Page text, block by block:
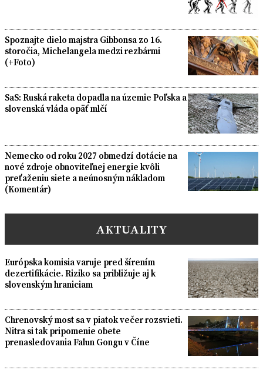
Spoznajte dielo majstra Gibbonsa zo 16.
storočia, Michelangela medzi rezbármi
(+Foto)
SaS: Ruská raketa dopadla na územie Poľska a
slovenská vláda opäť mlčí
Nemecko od roku 2027 obmedzí dotácie na
nové zdroje obnoviteľnej energie kvôli
preťaženiu siete a neúnosným nákladom
(Komentár)
AKTUALITY
Európska komisia varuje pred šírením
dezertifikácie. Riziko sa približuje aj k
slovenským hraniciam
Chrenovský most sa v piatok večer rozsvieti.
Nitra si tak pripomenie obete
prenasledovania Falun Gongu v Číne